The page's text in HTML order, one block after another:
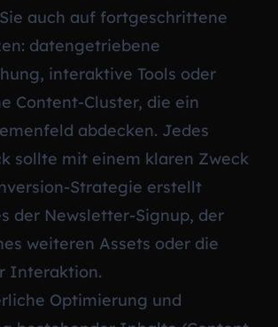
auch auf fortgeschrittene
datengetriebene
interaktive Tools oder
Content-Cluster, die ein
abdecken. Jedes
sollte mit einem klaren Zweck
Strategie erstellt
der Newsletter-Signup, der
weiteren Assets oder die
Interaktion.
Optimierung und